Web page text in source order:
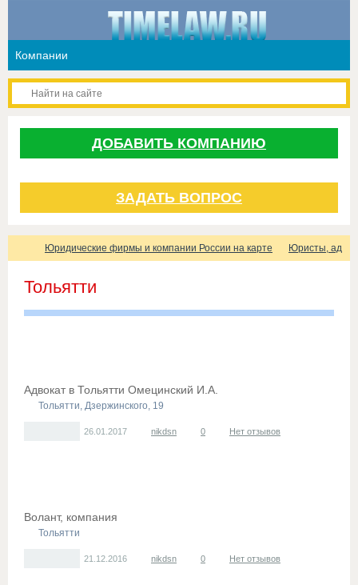
ДОБАВИТЬ КОМПАНИЮ
ЗАДАТЬ ВОПРОС
Юридические фирмы и компании России на карте Юристы,
Тольятти
Адвокат в Тольятти Омецинский И.А.
Тольятти, Дзержинского, 19
26.01.2017 nikdsn 0 Нет отзывов
Волант, компания
Тольятти
21.12.2016 nikdsn 0 Нет отзывов